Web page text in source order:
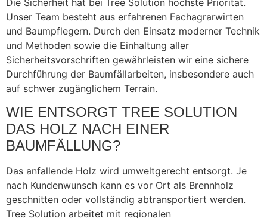
Die Sicherheit hat bei Tree Solution höchste Priorität.
Unser Team besteht aus erfahrenen Fachagrarwirten
und Baumpflegern. Durch den Einsatz moderner Technik
und Methoden sowie die Einhaltung aller
Sicherheitsvorschriften gewährleisten wir eine sichere
Durchführung der Baumfällarbeiten, insbesondere auch
auf schwer zugänglichem Terrain.
WIE ENTSORGT TREE SOLUTION
DAS HOLZ NACH EINER
BAUMFÄLLUNG?
Das anfallende Holz wird umweltgerecht entsorgt. Je
nach Kundenwunsch kann es vor Ort als Brennholz
geschnitten oder vollständig abtransportiert werden.
Tree Solution arbeitet mit regionalen